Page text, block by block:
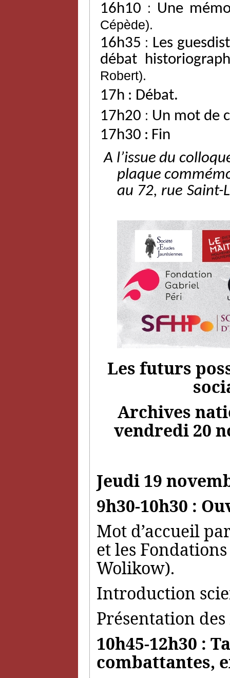
16h10 : Une
Cépède).
16h35 : Les
débat
Robert).
17h : Débat.
17h20 : Un mot de
17h30 : Fin
A l’issue du
plaque
au 72, rue Saint-
Les futurs
Archives
vendredi 20
Jeudi 19
9h30-10h30 :
Mot d’accueil
et les
Wolikow).
Introduction
Présentation
10h45-12h30 :
combattantes,